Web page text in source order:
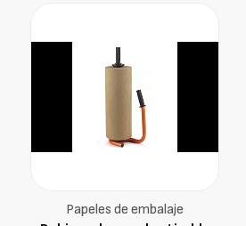
Papeles de embalaje